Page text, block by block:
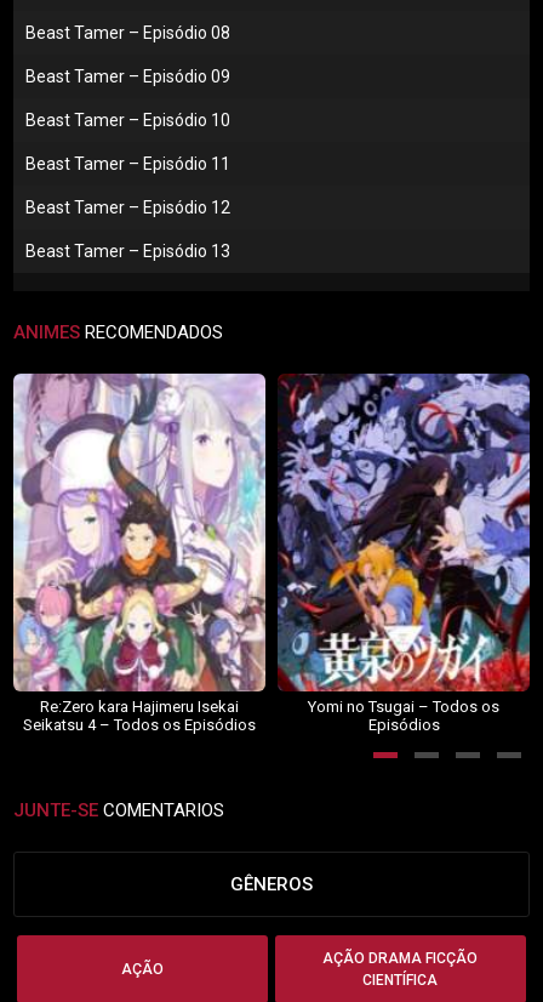
Beast Tamer – Episódio 08
Beast Tamer – Episódio 09
Beast Tamer – Episódio 10
Beast Tamer – Episódio 11
Beast Tamer – Episódio 12
Beast Tamer – Episódio 13
ANIMES RECOMENDADOS
Re:Zero kara Hajimeru Isekai
Seikatsu 4 – Todos os Episódios
Yomi no Tsugai – Todos os
Episódios
JUNTE-SE COMENTARIOS
GÊNEROS
AÇÃO
AÇÃO DRAMA FICÇÃO
CIENTÍFICA